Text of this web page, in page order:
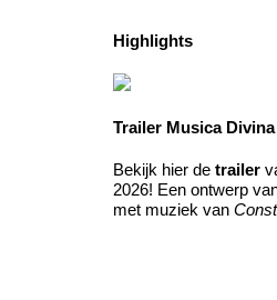
Highlights
Trailer Musica Divina
Bekijk hier de trailer
2026! Een ontwerp
met muziek van